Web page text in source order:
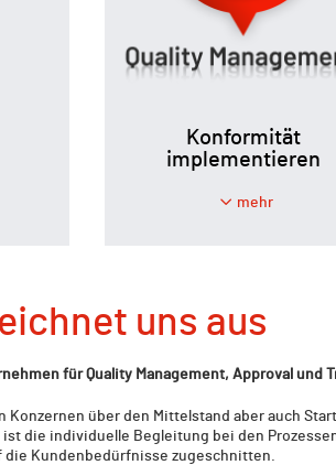
Konformität
implementieren
mehr
uns aus
für Quality Management, Approval und
über den Mittelstand aber auch
die individuelle Begleitung bei den
die Kundenbedürfnisse zugeschnitten.